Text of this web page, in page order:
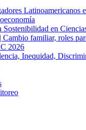
Latinoamericanos
Sostenibilidad en
familiar, roles
2026
Inequidad,